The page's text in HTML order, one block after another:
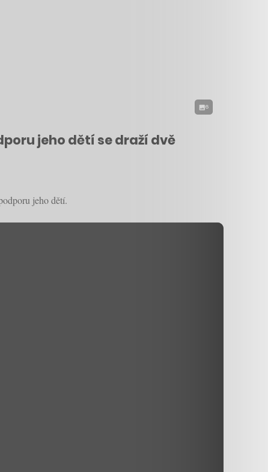
6
jeho dětí se draží dvě
jeho dětí.